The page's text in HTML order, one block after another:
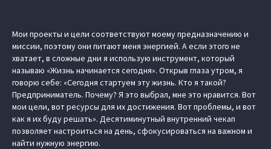
Мои проекты и цели соответствуют моему предназначению и
миссии, поэтому они питают меня энергией. А если этого не
хватает, в сложные дни я использую инструмент, который
называю «Жизнь начинается сегодня». Открыв глаза утром, я
говорю себе: «Сегодня стартуем эту жизнь. Кто я такой?
Предприниматель. Почему? Я это выбрал, мне это нравится. Вот
мои цели, вот ресурсы для их достижения. Вот проблемы, и вот
как я их буду решать». Десятиминутный внутренний чекап
позволяет настроиться на день, сфокусироваться на важном и
найти нужную энергию.